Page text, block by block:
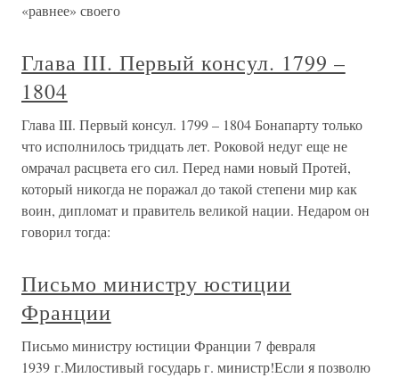
«равнее» своего
Глава III. Первый консул. 1799 –
1804
Глава III. Первый консул. 1799 – 1804 Бонапарту только
что исполнилось тридцать лет. Роковой недуг еще не
омрачал расцвета его сил. Перед нами новый Протей,
который никогда не поражал до такой степени мир как
воин, дипломат и правитель великой нации. Недаром он
говорил тогда:
Письмо министру юстиции
Франции
Письмо министру юстиции Франции 7 февраля
1939 г.Милостивый государь г. министр!Если я позволю